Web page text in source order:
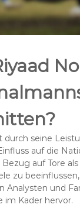
durch seine
auf die
auf Tore
zu
Analysten und
im Kader hervor.